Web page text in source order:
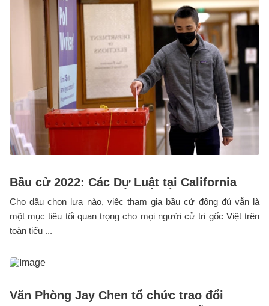
Bầu cử 2022: Các Dự Luật tại California
Cho dầu chọn lựa nào, việc tham gia bầu cử đông đủ vẫn là
một mục tiêu tối quan trọng cho mọi người cử tri gốc Việt trên
toàn tiểu ...
Văn Phòng Jay Chen tổ chức trao đổi